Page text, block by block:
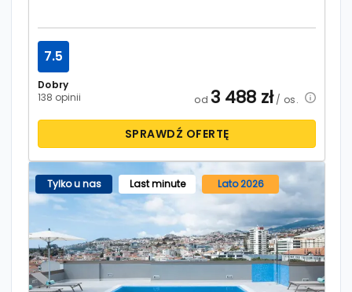
Dobry
138 opinii
7.5
od 3 488 zł/ os.
SPRAWDŹ OFERTĘ
Tylko u nas Last minute Lato 2026